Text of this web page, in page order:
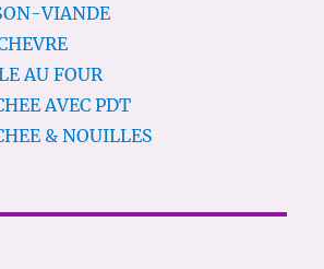
VIANDE
AU FOUR
AVEC PDT
& NOUILLES